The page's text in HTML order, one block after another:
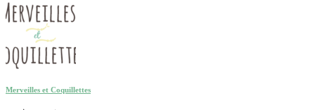
Merveilles et Coquillettes